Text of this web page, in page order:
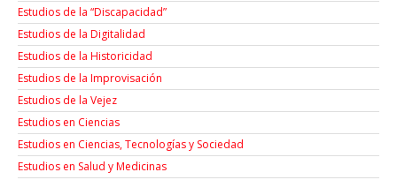
Estudios de la “Discapacidad”
Estudios de la Digitalidad
Estudios de la Historicidad
Estudios de la Improvisación
Estudios de la Vejez
Estudios en Ciencias
Estudios en Ciencias, Tecnologías y Sociedad
Estudios en Salud y Medicinas